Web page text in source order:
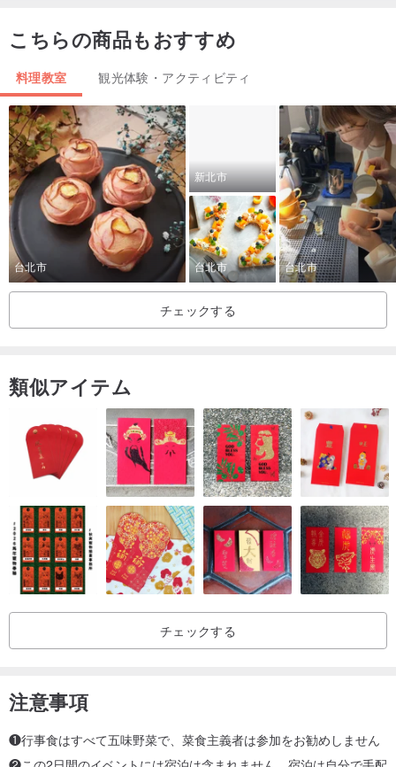
🟠このワークショップに適しているのは誰ですか？
❶現在の食生活は肉や卵、牛乳、野菜料理で、植物由来の食生活を
体験したい
❷植物由来の食事に切り替えたばかりですが、自分で食事を作る方
法や、牛乳や卵の材料に代わるレシピを知りたいです。
【2日間の旅程】（提携店のスケジュールにより、アクティビティの
順番が変わる場合があります）
[1日目]
09：00-集まって会う
10：30-銭家農場に到着-リバク集落
ーキ
15：00-【QuanzhiFood and Life Sharing】、講師：ディレクター
17：00-夕食：メインディッシュ：アメリカンバーガー、サイドミ
ール：江山の定番料理のひとつ+スパークリングドリンク
18：30-ディスカッション、共有、夕食後の飲み物
[2日目]
09：00-朝食をお楽しみください：江山朝食（新食肉、揚げダン、
生トースト、野菜バター、ローストスパイスポテト）+おはようエナ
ジードリンク/スペシャルコーヒー
11：30-チョコレートビーンスコーンワークショップ
12：30-ランチタイム。新竹のファーマーズマーケットで地元のシ
ェフ「メイ・ホンジエ」が購入した小さな農民のお弁当をお楽しみ
こちらの商品もおすすめ
料理教室 観光体験・アクティビティ
台北市
新北市
台北市 台北市
チェックする
類似アイテム
チェックする
注意事項
❶行事食はすべて五味野菜で、菜食主義者は参加をお勧めしません